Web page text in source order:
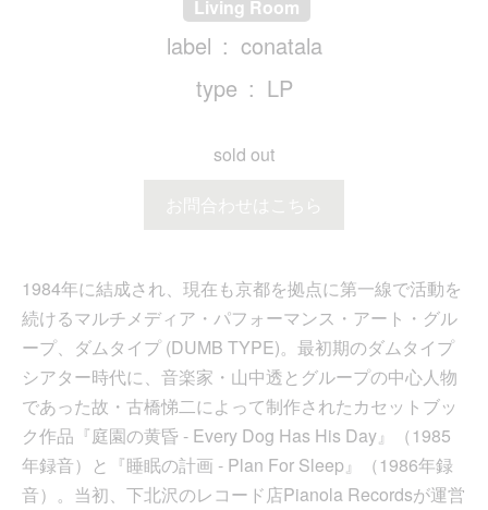
Living Room
label
conatala
type
LP
sold out
お問合わせはこちら
1984年に結成され、現在も京都を拠点に第一線で活動を
続けるマルチメディア・パフォーマンス・アート・グル
ープ、ダムタイプ (DUMB TYPE)。最初期のダムタイプ
シアター時代に、音楽家・山中透とグループの中心人物
であった故・古橋悌二によって制作されたカセットブッ
ク作品『庭園の黄昏 - Every Dog Has His Day』（1985
年録音）と『睡眠の計画 - Plan For Sleep』（1986年録
音）。当初、下北沢のレコード店Pianola Recordsが運営